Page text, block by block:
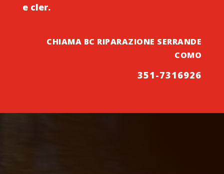
e cler.
CHIAMA BC RIPARAZIONE SERRANDE
COMO
351-7316926